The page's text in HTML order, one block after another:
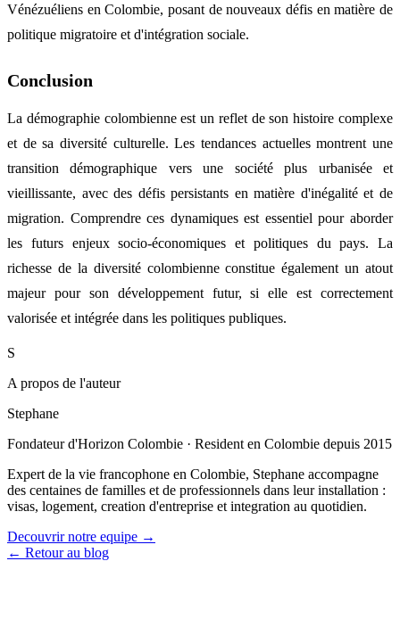
Vénézuéliens en Colombie, posant de nouveaux défis en matière de
politique migratoire et d'intégration sociale.
Conclusion
La démographie colombienne est un reflet de son histoire complexe
et de sa diversité culturelle. Les tendances actuelles montrent une
transition démographique vers une société plus urbanisée et
vieillissante, avec des défis persistants en matière d'inégalité et de
migration. Comprendre ces dynamiques est essentiel pour aborder
les futurs enjeux socio-économiques et politiques du pays. La
richesse de la diversité colombienne constitue également un atout
majeur pour son développement futur, si elle est correctement
valorisée et intégrée dans les politiques publiques.
S
A propos de l'auteur
Stephane
Fondateur d'Horizon Colombie · Resident en Colombie depuis 2015
Expert de la vie francophone en Colombie, Stephane accompagne
des centaines de familles et de professionnels dans leur installation :
visas, logement, creation d'entreprise et integration au quotidien.
Decouvrir notre equipe →
← Retour au blog